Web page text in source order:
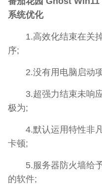
系统优化
1.高效化结束在关掉
序;
2.没有用电脑启动项
3.超强力结束未响应
极为;
4.默认运用特性非凡
卡顿;
5.服务器防火墙给予
的软件;